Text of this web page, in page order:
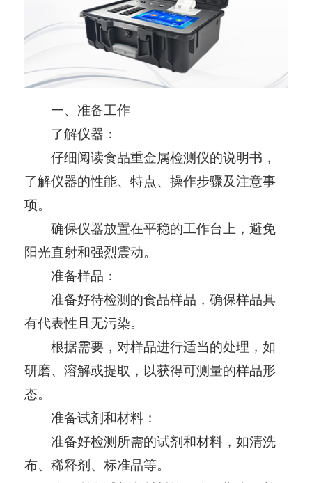
一、准备工作
了解仪器：
仔细阅读食品重金属检测仪的说明书，
了解仪器的性能、特点、操作步骤及注意事
项。
确保仪器放置在平稳的工作台上，避免
阳光直射和强烈震动。
准备样品：
准备好待检测的食品样品，确保样品具
有代表性且无污染。
根据需要，对样品进行适当的处理，如
研磨、溶解或提取，以获得可测量的样品形
态。
准备试剂和材料：
准备好检测所需的试剂和材料，如清洗
布、稀释剂、标准品等。